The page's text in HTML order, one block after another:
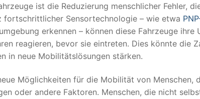
ist die Reduzierung menschlicher Fehler,
fortschrittlicher Sensortechnologie – wie etwa
erkennen – können diese Fahrzeuge ihre
reagieren, bevor sie eintreten. Dies könnte die
in neue Mobilitätslösungen stärken.
Möglichkeiten für die Mobilität von Menschen,
oder andere Faktoren. Menschen, die nicht